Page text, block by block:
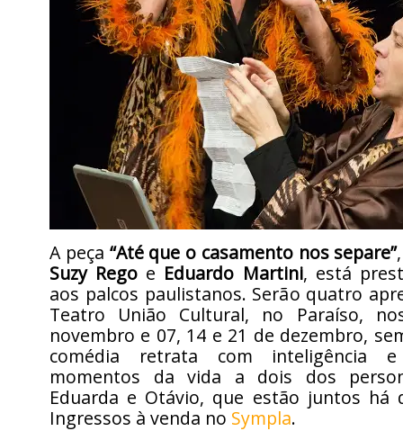
A peça “Até que o casamento nos separe”
Suzy Rego e Eduardo Martini, está
aos palcos paulistanos. Serão quatro
Teatro União Cultural, no Paraíso,
novembro e 07, 14 e 21 de dezembro,
comédia retrata com inteligência e
momentos da vida a dois dos
Eduarda e Otávio, que estão juntos há
Ingressos à venda no Sympla.